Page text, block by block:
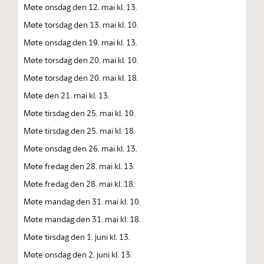
Møte onsdag den 12. mai kl. 13.
Møte torsdag den 13. mai kl. 10.
Møte onsdag den 19. mai kl. 13.
Møte torsdag den 20. mai kl. 10.
Møte torsdag den 20. mai kl. 18.
Møte den 21. mai kl. 13.
Møte tirsdag den 25. mai kl. 10.
Møte tirsdag den 25. mai kl. 18.
Møte onsdag den 26. mai kl. 13.
Møte fredag den 28. mai kl. 13.
Møte fredag den 28. mai kl. 18.
Møte mandag den 31. mai kl. 10.
Møte mandag den 31. mai kl. 18.
Møte tirsdag den 1. juni kl. 13.
Møte onsdag den 2. juni kl. 13.